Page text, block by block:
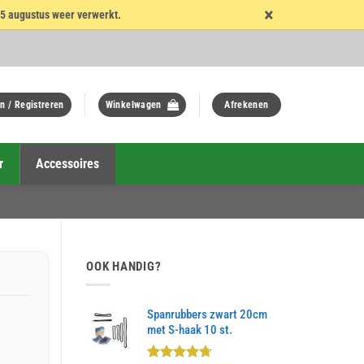
augustus weer verwerkt. ×
/ Registreren Winkelwagen Afrekenen
Accessoires
OOK HANDIG?
Spanrubbers zwart 20cm
met S-haak 10 st.